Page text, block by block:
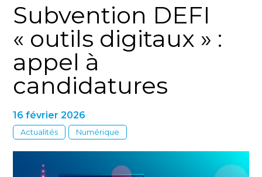
Subvention DEFI
« outils digitaux » :
appel à
candidatures
16 février 2026
Actualités Numérique